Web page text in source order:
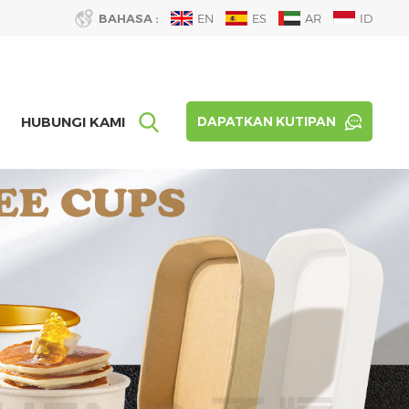
BAHASA : EN ES AR ID
DAPATKAN KUTIPAN
HUBUNGI KAMI